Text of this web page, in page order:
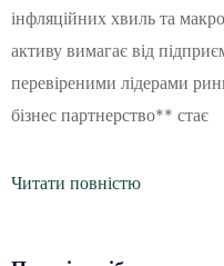
інфляційних хвиль та
активу вимагає від
перевіреними лідерами
бізнес партнерство** стає
Читати повністю